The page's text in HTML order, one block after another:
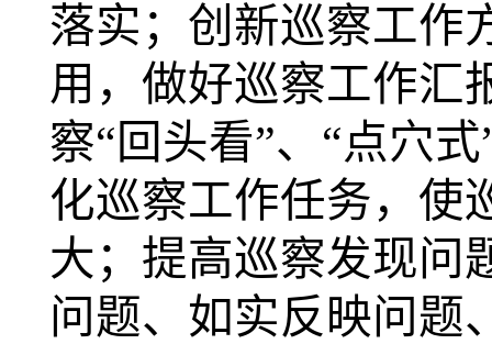
落实； 创新巡察工作
用， 做好巡察工作汇
察“回头看”、“点穴
化巡察工作任务，使
大； 提高巡察发现问
问题、如实反映问题